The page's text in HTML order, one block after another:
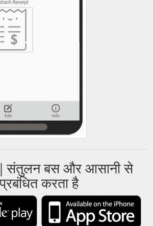
| संतुलन बस और आसानी से
करता है